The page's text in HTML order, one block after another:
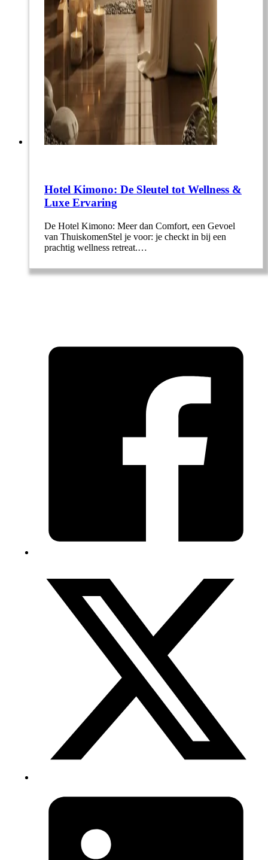
Hotel Kimono: De Sleutel tot Wellness &
Luxe Ervaring
De Hotel Kimono: Meer dan Comfort, een Gevoel
van ThuiskomenStel je voor: je checkt in bij een
prachtig wellness retreat.…